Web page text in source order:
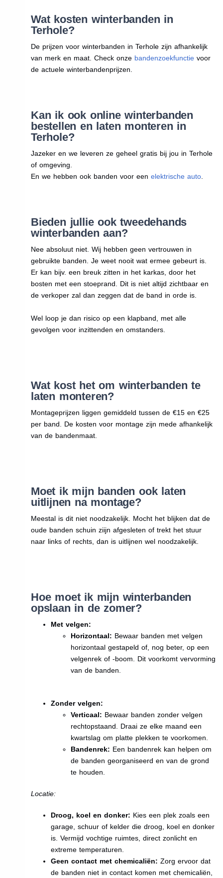
Wat kosten winterbanden in
Terhole?
De prijzen voor winterbanden in Terhole zijn afhankelijk
van merk en maat. Check onze bandenzoekfunctievoor
de actuele winterbandenprijzen.
Kan ik ook online winterbanden
bestellen en laten monteren in
Terhole?
Jazeker en we leveren ze geheel gratis bij jou in Terhole
of omgeving.
En we hebben ook banden voor een elektrische auto.
Bieden jullie ook tweedehands
winterbanden aan?
Nee absoluut niet. Wij hebben geen vertrouwen in
gebruikte banden. Je weet nooit wat ermee gebeurt is.
Er kan bijv. een breuk zitten in het karkas, door het
bosten met een stoeprand. Dit is niet altijd zichtbaar en
de verkoper zal dan zeggen dat de band in orde is.
Wel loop je dan risico op een klapband, met alle
gevolgen voor inzittenden en omstanders.
Wat kost het om winterbanden te
laten monteren?
Montageprijzen liggen gemiddeld tussen de €15 en €25
per band. De kosten voor montage zijn mede afhankelijk
van de bandenmaat.
Moet ik mijn banden ook laten
uitlijnen na montage?
Meestal is dit niet noodzakelijk. Mocht het blijken dat de
oude banden schuin ziijn afgesleten of trekt het stuur
naar links of rechts, dan is uitlijnen wel noodzakelijk.
Hoe moet ik mijn winterbanden
opslaan in de zomer?
Met velgen:
Horizontaal: Bewaar banden met velgen
horizontaal gestapeld of, nog beter, op een
velgenrek of -boom. Dit voorkomt vervorming
van de banden.
Zonder velgen:
Verticaal: Bewaar banden zonder velgen
rechtopstaand. Draai ze elke maand een
kwartslag om platte plekken te voorkomen.
Bandenrek: Een bandenrek kan helpen om
de banden georganiseerd en van de grond
te houden.
Locatie:
Droog, koel en donker: Kies een plek zoals een
garage, schuur of kelder die droog, koel en donker
is. Vermijd vochtige ruimtes, direct zonlicht en
extreme temperaturen.
Geen contact met chemicaliën: Zorg ervoor dat
de banden niet in contact komen met chemicaliën,